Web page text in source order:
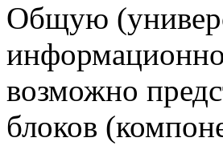
Общую
возможно
блоков